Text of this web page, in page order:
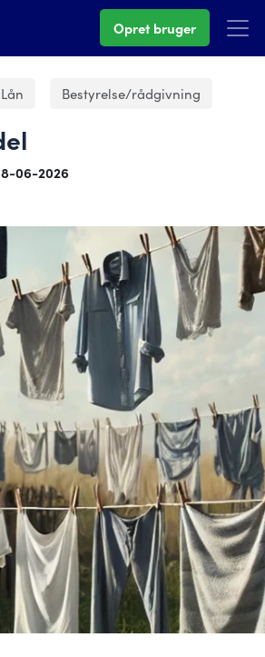
Opret bruger
Lån Bestyrelse/rådgivning
06-2026